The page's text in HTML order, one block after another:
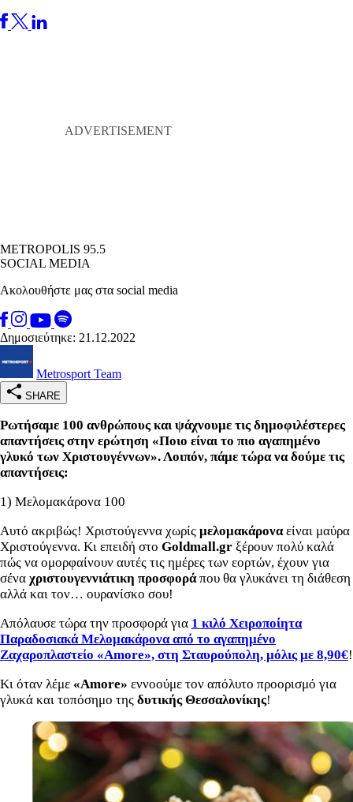
METROPOLIS 95.5
SOCIAL MEDIA
Ακολουθήστε μας στα social media
Δημοσιεύτηκε: 21.12.2022
Metrosport Team
SHARE
Ρωτήσαμε 100 ανθρώπους και ψάχνουμε τις δημοφιλέστερες
απαντήσεις στην ερώτηση «Ποιο είναι το πιο αγαπημένο
γλυκό των Χριστουγέννων». Λοιπόν, πάμε τώρα να δούμε τις
απαντήσεις:
1) Μελομακάρονα 100
Αυτό ακριβώς! Χριστούγεννα χωρίς μελομακάροναείναι μαύρα
Χριστούγεννα. Κι επειδή στο Goldmall.gr ξέρουν πολύ καλά
πώς να ομορφαίνουν αυτές τις ημέρες των εορτών, έχουν για
σένα χριστουγεννιάτικη προσφοράπου θα γλυκάνει τη διάθεση
αλλά και τον… ουρανίσκο σου!
Απόλαυσε τώρα την προσφορά για 1 κιλό Χειροποίητα
Παραδοσιακά Μελομακάρονα από το αγαπημένο
Ζαχαροπλαστείο «Amore», στη Σταυρούπολη, μόλις με 8,90€!
Κι όταν λέμε «Amore» εννοούμε τον απόλυτο προορισμό για
γλυκά και τοπόσημο της δυτικής Θεσσαλονίκης!